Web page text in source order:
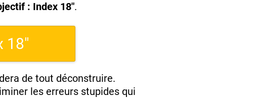
: Index 18".
18"
de tout déconstruire.
les erreurs stupides qui